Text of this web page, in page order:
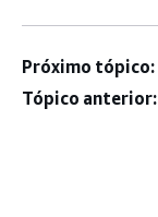
Próximo tópico:
Tópico anterior: